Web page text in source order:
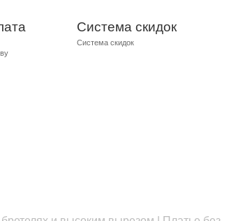
Система скидок
Система скидок